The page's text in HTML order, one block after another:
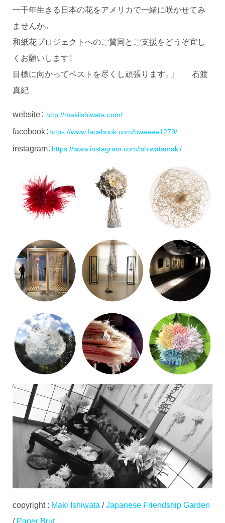
一千年生きる日本の花をアメリカで一緒に咲かせてみ
ませんか。
和紙花プロジェクトへのご賛同とご支援をどうぞ宜し
くお願いします！
目標に向かってベストを尽くし頑張ります。」 石渡
真紀
website： http://makiishiwata.com/
facebook： https://www.facebook.com/bweeee1279/
instagram： https://www.instagram.com/ishiwatamaki/
copyright : Maki Ishiwata /Japanese Friendship Garden
/Paper Brut